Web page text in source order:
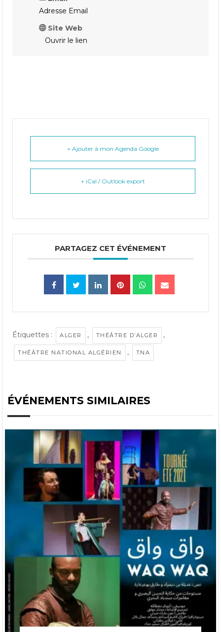
Adresse Email
Site Web
Ouvrir le lien
+ Ajouter à mon Agenda Google
+ iCal / Outlook export
PARTAGEZ CET ÉVÉNEMENT
Étiquettes : ALGER , THÉÂTRE D’ALGER ,
THÉÂTRE NATIONAL ALGÉRIEN , TNA
ÉVÉNEMENTS SIMILAIRES